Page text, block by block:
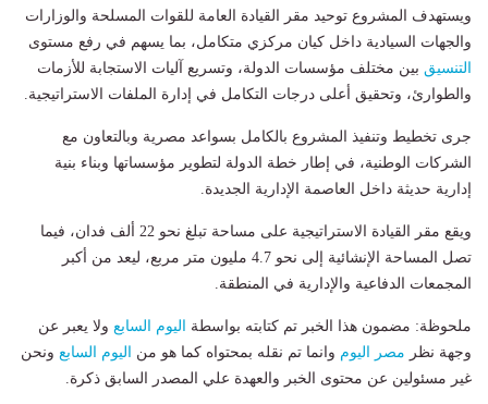
ويستهدف المشروع توحيد مقر القيادة العامة للقوات المسلحة والوزارات
والجهات السيادية داخل كيان مركزي متكامل، بما يسهم في رفع مستوى
التنسيق بين مختلف مؤسسات الدولة، وتسريع آليات الاستجابة للأزمات
والطوارئ، وتحقيق أعلى درجات التكامل في إدارة الملفات الاستراتيجية.
جرى تخطيط وتنفيذ المشروع بالكامل بسواعد مصرية وبالتعاون مع
الشركات الوطنية، في إطار خطة الدولة لتطوير مؤسساتها وبناء بنية
إدارية حديثة داخل العاصمة الإدارية الجديدة.
ويقع مقر القيادة الاستراتيجية على مساحة تبلغ نحو 22 ألف فدان، فيما
تصل المساحة الإنشائية إلى نحو 4.7 مليون متر مربع، ليعد من أكبر
المجمعات الدفاعية والإدارية في المنطقة.
ملحوظة: مضمون هذا الخبر تم كتابته بواسطة اليوم السابع ولا يعبر عن
وجهة نظر مصر اليوم وانما تم نقله بمحتواه كما هو من اليوم السابع ونحن
غير مسئولين عن محتوى الخبر والعهدة علي المصدر السابق ذكرة.